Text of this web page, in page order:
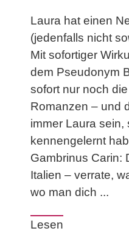
Laura hat einen
(jedenfalls nicht
Mit sofortiger
dem Pseudonym
sofort nur noch
Romanzen – und
immer Laura
kennengelernt
Gambrinus Carin:
Italien – verrate,
wo man dich ...
Lesen